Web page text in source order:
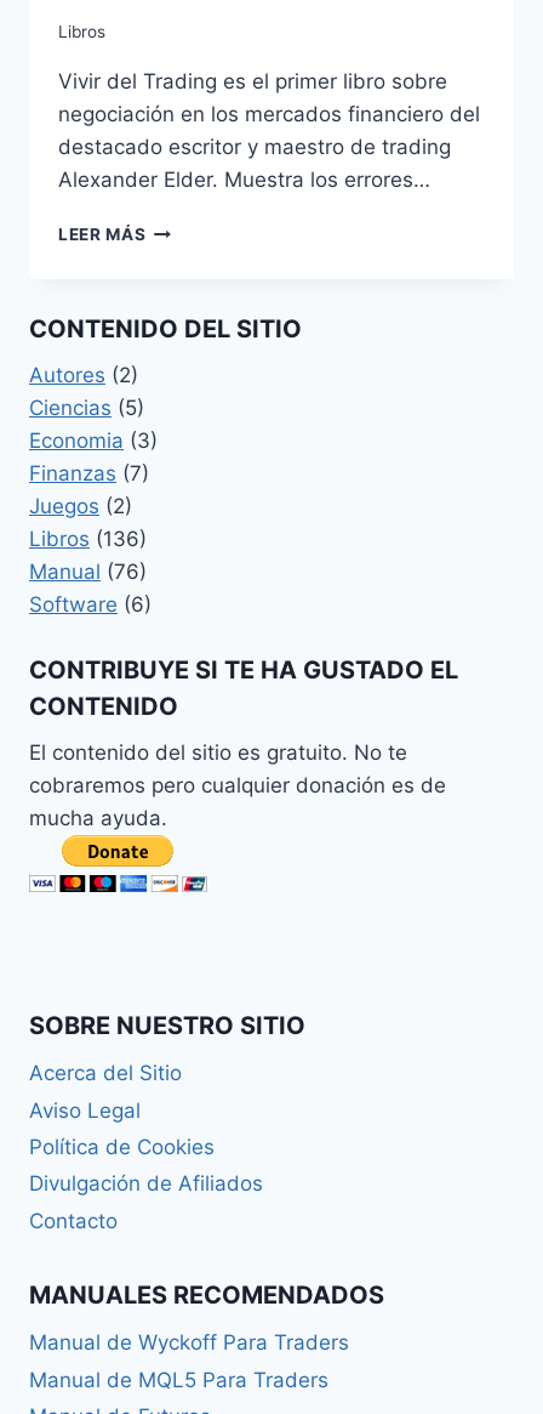
Libros
Vivir del Trading es el primer libro sobre
negociación en los mercados financiero del
destacado escritor y maestro de trading
Alexander Elder. Muestra los errores…
LEER MÁS VIVIR
ALEXANDER
CONTENIDO DEL SITIO
Autores (2)
Ciencias (5)
Economia (3)
Finanzas (7)
Juegos (2)
Libros (136)
Manual (76)
Software (6)
CONTRIBUYE SI TE HA GUSTADO EL
CONTENIDO
El contenido del sitio es gratuito. No te
cobraremos pero cualquier donación es de
mucha ayuda.
SOBRE NUESTRO SITIO
Acerca del Sitio
Aviso Legal
Política de Cookies
Divulgación de Afiliados
Contacto
MANUALES RECOMENDADOS
Manual de Wyckoff Para Traders
Manual de MQL5 Para Traders